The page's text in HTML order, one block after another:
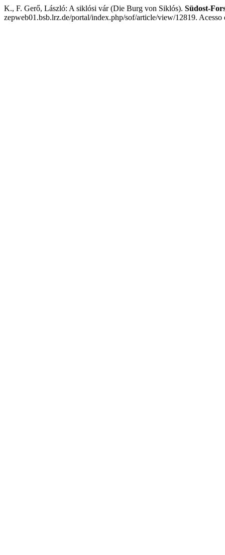
K., F. Gerő, László: A siklósi vár (Die Burg von Siklós). Südost-
zepweb01.bsb.lrz.de/portal/index.php/sof/article/view/12819. Acesso